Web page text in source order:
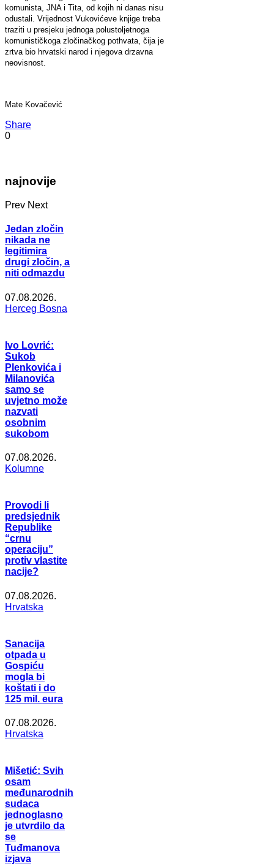
komunista, JNA i Tita, od kojih ni danas nisu
odustali. Vrijednost Vukovićeve knjige treba
traziti u presjeku jednoga polustoljetnoga
komunističkoga zločinačkog pothvata, čija je
zrtva bio hrvatski narod i njegova drzavna
neovisnost.
Mate Kovačević
Share
0
najnovije
Prev Next
Jedan zločin
nikada ne
legitimira
drugi zločin, a
niti odmazdu
07.08.2026.
Herceg Bosna
Ivo Lovrić:
Sukob
Plenkovića i
Milanovića
samo se
uvjetno može
nazvati
osobnim
sukobom
07.08.2026.
Kolumne
Provodi li
predsjednik
Republike
“crnu
operaciju”
protiv vlastite
nacije?
07.08.2026.
Hrvatska
Sanacija
otpada u
Gospiću
mogla bi
koštati i do
125 mil. eura
07.08.2026.
Hrvatska
Mišetić: Svih
osam
međunarodnih
sudaca
jednoglasno
je utvrdilo da
se
Tuđmanova
izjava